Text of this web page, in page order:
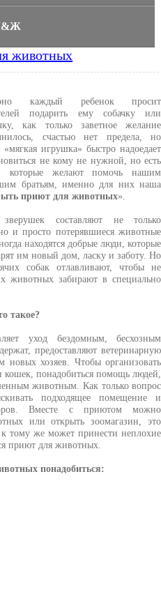
животных
каждый ребенок просит
подарить ему собачку или
как только заветное желание
счастью нет предела, но
«мягкая игрушка» быстро надоедает
не кому не нужной, но есть
которые желают помочь нашим
братьям, именно для них наша
приют для животных».
составляют не только
и просто потерявшиеся животные
находятся добрые люди, которые
им новый дом, ласку и заботу. Но
собак отлавливают, чтобы не
животных забирают в специально
такое?
уход бездомным, бесхозным
предоставляют ветеринарную
хозяев. Чтобы организовать
понадобиться помощь людей,
животным. Как только вопрос
подходящее помещение и
Вместе с приютом можно
или открыть зоомагазин, это
к тому же может принести неплохие
приют для животных.
понадобиться: